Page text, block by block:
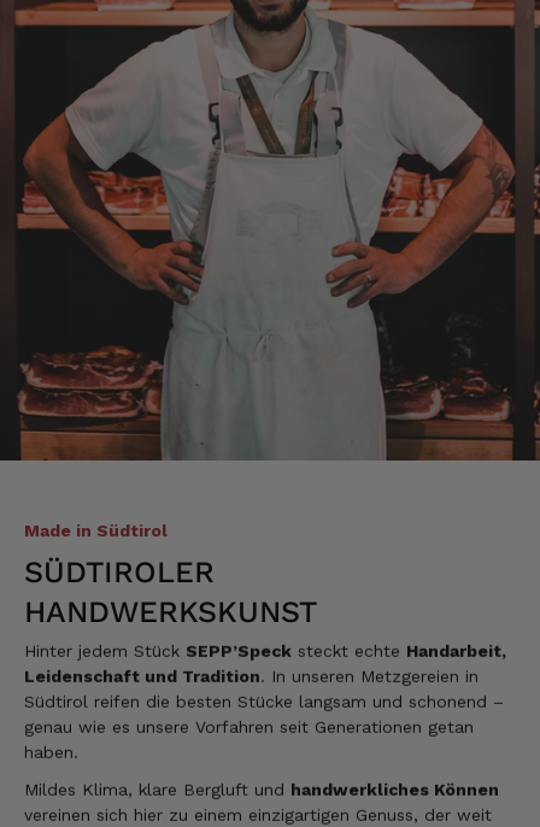
Made in Südtirol
SÜDTIROLER
HANDWERKSKUNST
Hinter jedem Stück SEPP’Speck steckt echte Handarbeit,
Leidenschaft und Tradition. In unseren Metzgereien in
Südtirol reifen die besten Stücke langsam und schonend –
genau wie es unsere Vorfahren seit Generationen getan
haben.
Mildes Klima, klare Bergluft und handwerkliches Können
vereinen sich hier zu einem einzigartigen Genuss, der weit